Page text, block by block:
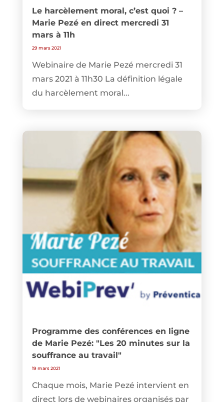
Le harcèlement moral, c’est quoi ? –
Marie Pezé en direct mercredi 31
mars à 11h
29 mars 2021
Webinaire de Marie Pezé mercredi 31
mars 2021 à 11h30 La définition légale
du harcèlement moral...
Programme des conférences en ligne
de Marie Pezé: "Les 20 minutes sur la
souffrance au travail"
19 mars 2021
Chaque mois, Marie Pezé intervient en
direct lors de webinaires organisés par